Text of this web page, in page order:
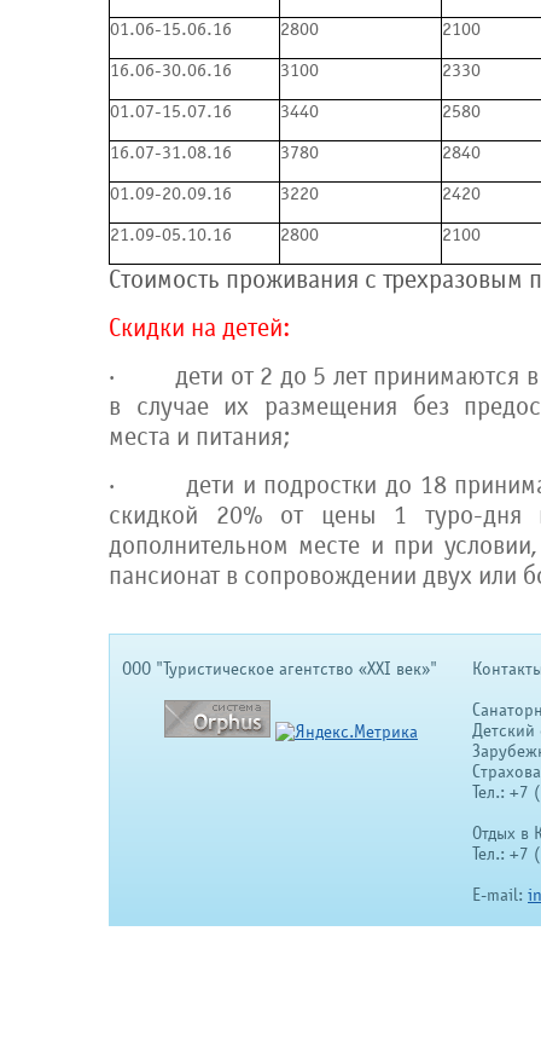
01.06-15.06.16
2800
2100
16.06-30.06.16
3100
2330
01.07-15.07.16
3440
2580
16.07-31.08.16
3780
2840
01.09-20.09.16
3220
2420
21.09-05.10.16
2800 2100
Стоимость проживания с трехразовым
Скидки на детей:
· дети от 2 до 5 лет принимаются
в случае их размещения без
места и питания;
·дети и подростки до 18
скидкой 20% от цены 1 туро-дня
дополнительном месте и при
пансионат в сопровождении двух или
OOO "Туристическое агентство «XXI век»"
Детский
Тел.: +7
Отдых в
Тел.: +7
E-mail: